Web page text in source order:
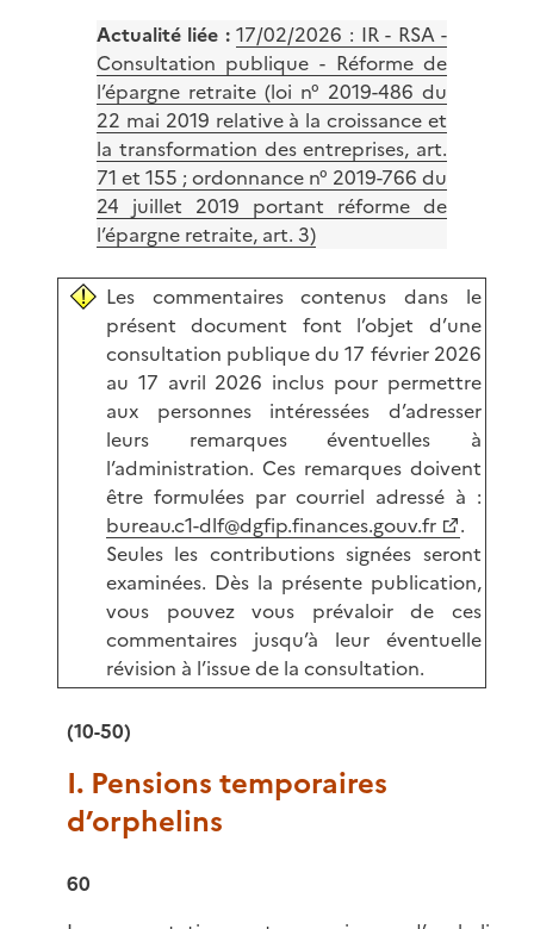
Actualité liée :17/02/2026 : IR - RSA -
Consultation publique - Réforme de
l’épargne retraite (loi n° 2019-486 du
22 mai 2019 relative à la croissance et
la transformation des entreprises, art.
71 et 155 ; ordonnance n° 2019-766 du
24 juillet 2019 portant réforme de
l’épargne retraite, art. 3)
Les commentaires contenus dans le
présent document font l’objet d’une
consultation publique du 17 février 2026
au 17 avril 2026 inclus pour permettre
aux personnes intéressées d’adresser
leurs remarques éventuelles à
l’administration. Ces remarques doivent
être formulées par courriel adressé à :
bureau.c1-dlf@dgfip.finances.gouv.fr
.
Seules les contributions signées seront
examinées. Dès la présente publication,
vous pouvez vous prévaloir de ces
commentaires jusqu’à leur éventuelle
révision à l’issue de la consultation.
(10-50)
I. Pensions temporaires
d’orphelins
60